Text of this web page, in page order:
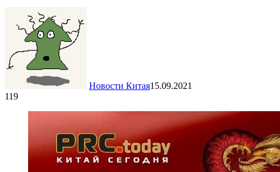
Новости Китая15.09.2021
119